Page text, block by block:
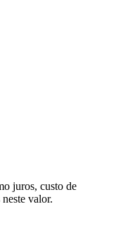
juros, custo de
valor.